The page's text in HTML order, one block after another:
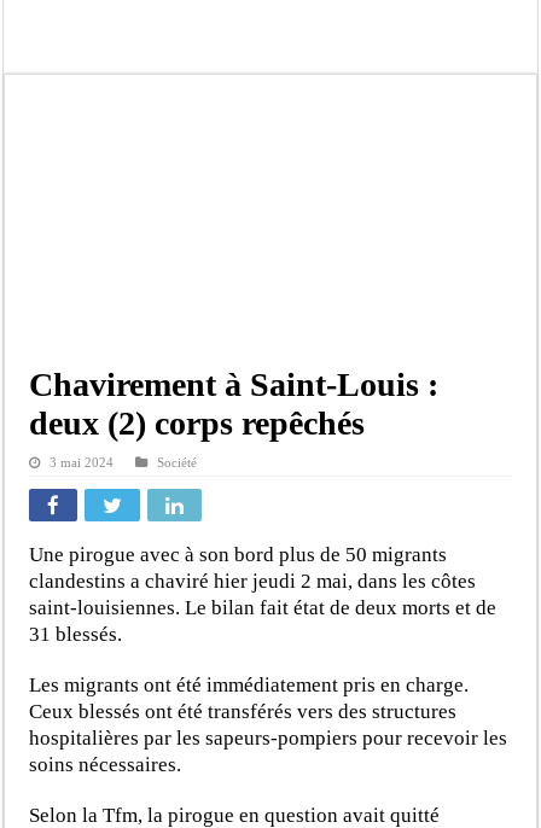
Chavirement à Saint-Louis :
deux (2) corps repêchés
3 mai 2024 Société
Une pirogue avec à son bord plus de 50 migrants
clandestins a chaviré hier jeudi 2 mai, dans les côtes
saint-louisiennes. Le bilan fait état de deux morts et de
31 blessés.
Les migrants ont été immédiatement pris en charge.
Ceux blessés ont été transférés vers des structures
hospitalières par les sapeurs-pompiers pour recevoir les
soins nécessaires.
Selon la Tfm, la pirogue en question avait quitté